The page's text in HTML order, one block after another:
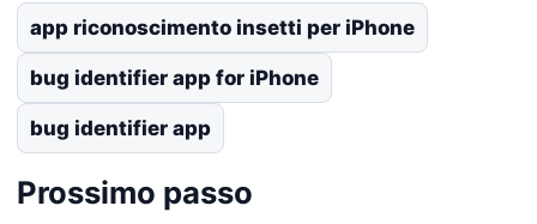
app riconoscimento insetti per iPhone
bug identifier app for iPhone
bug identifier app
Prossimo passo